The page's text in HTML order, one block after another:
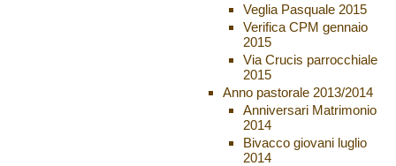
Veglia Pasquale 2015
Verifica CPM gennaio
2015
Via Crucis parrocchiale
2015
Anno pastorale 2013/2014
Anniversari Matrimonio
2014
Bivacco giovani luglio
2014